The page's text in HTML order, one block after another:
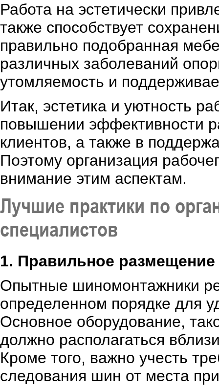
Работа на эстетически
также способствует
правильно подобранная
различных заболеваний
утомляемость и
Итак, эстетика и уютность
повышении эффективности
клиентов, а также в
Поэтому организация
внимание этим аспектам.
Лучшие практики по
специалистов
1. Правильное
Опытные шиномонтажники
определенном порядке для
Основное оборудование,
должно располагаться
Кроме того, важно учесть
следования шин от места